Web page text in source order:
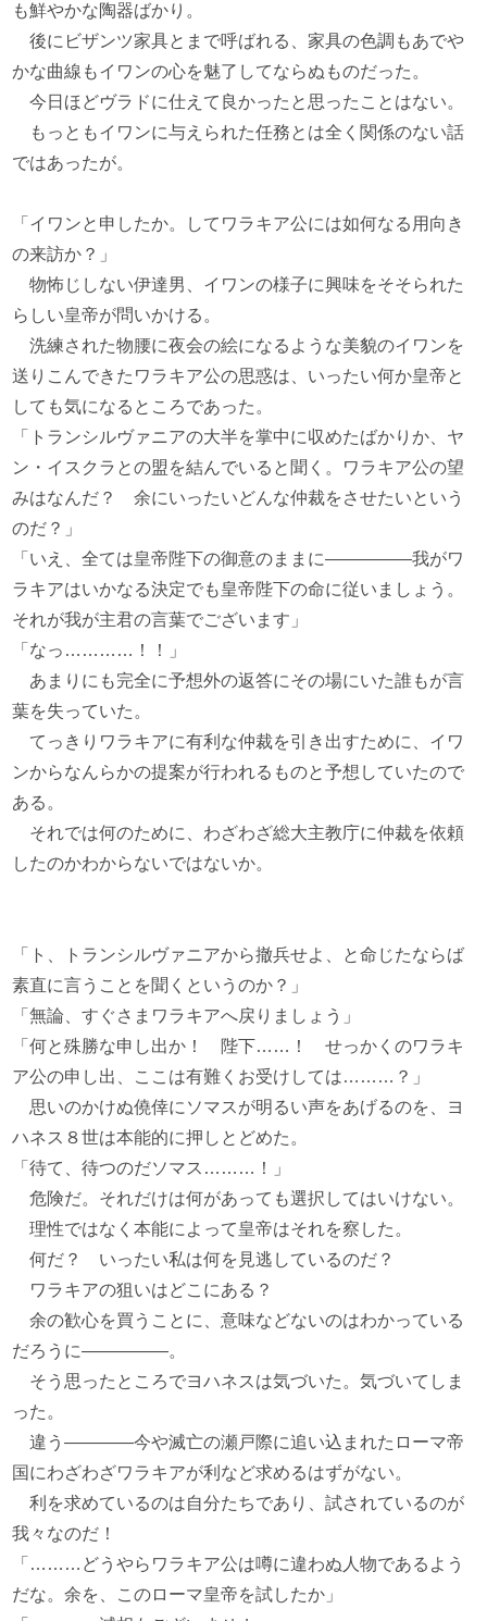
も鮮やかな陶器ばかり。
後にビザンツ家具とまで呼ばれる、家具の色調もあでや
かな曲線もイワンの心を魅了してならぬものだった。
今日ほどヴラドに仕えて良かったと思ったことはない。
もっともイワンに与えられた任務とは全く関係のない話
ではあったが。
「イワンと申したか。してワラキア公には如何なる用向き
の来訪か？」
物怖じしない伊達男、イワンの様子に興味をそそられた
らしい皇帝が問いかける。
洗練された物腰に夜会の絵になるような美貌のイワンを
送りこんできたワラキア公の思惑は、いったい何か皇帝と
しても気になるところであった。
「トランシルヴァニアの大半を掌中に収めたばかりか、ヤ
ン・イスクラとの盟を結んでいると聞く。ワラキア公の望
みはなんだ？ 余にいったいどんな仲裁をさせたいという
のだ？」
「いえ、全ては皇帝陛下の御意のままに―――――我がワ
ラキアはいかなる決定でも皇帝陛下の命に従いましょう。
それが我が主君の言葉でございます」
「なっ…………！！」
あまりにも完全に予想外の返答にその場にいた誰もが言
葉を失っていた。
てっきりワラキアに有利な仲裁を引き出すために、イワ
ンからなんらかの提案が行われるものと予想していたので
ある。
それでは何のために、わざわざ総大主教庁に仲裁を依頼
したのかわからないではないか。
「ト、トランシルヴァニアから撤兵せよ、と命じたならば
素直に言うことを聞くというのか？」
「無論、すぐさまワラキアへ戻りましょう」
「何と殊勝な申し出か！ 陛下……！ せっかくのワラキ
ア公の申し出、ここは有難くお受けしては………？」
思いのかけぬ僥倖にソマスが明るい声をあげるのを、ヨ
ハネス８世は本能的に押しとどめた。
「待て、待つのだソマス………！」
危険だ。それだけは何があっても選択してはいけない。
理性ではなく本能によって皇帝はそれを察した。
何だ？ いったい私は何を見逃しているのだ？
ワラキアの狙いはどこにある？
余の歓心を買うことに、意味などないのはわかっている
だろうに―――――。
そう思ったところでヨハネスは気づいた。気づいてしま
った。
違う――――今や滅亡の瀬戸際に追い込まれたローマ帝
国にわざわざワラキアが利など求めるはずがない。
利を求めているのは自分たちであり、試されているのが
我々なのだ！
「………どうやらワラキア公は噂に違わぬ人物であるよう
だな。余を、このローマ皇帝を試したか」